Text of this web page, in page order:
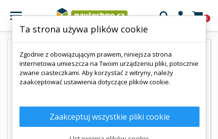
 0
Ta strona używa plików cookie
Zgodnie z obowiązującym prawem, niniejsza strona
internetowa umieszcza na Twoim urządzeniu pliki, potocznie
zwane ciasteczkami. Aby korzystać z witryny, należy
zaakceptować ustawienia dotyczące plików cookie.
Zaakceptuj wszystkie pliki cookie